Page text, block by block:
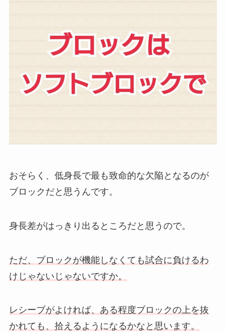
おそらく、低身長で最も致命的な欠陥となるのが
ブロックだと思うんです。
身長差がはっきり出るところだと思うので。
ただ、ブロックが機能しなくても試合に負けるわ
けじゃないじゃないですか。
レシーブがよければ、ある程度ブロックの上を抜
かれても、拾えるようになるかなと思います。